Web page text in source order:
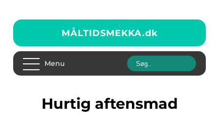
MÅLTIDSMEKKA.dk
Menu
hurtig aftensmad